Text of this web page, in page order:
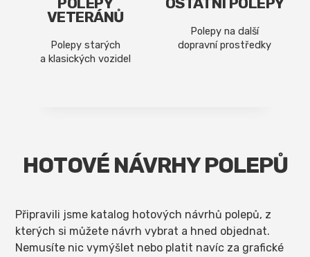
VETERÁNŮ
Polepy starých
a klasických vozidel
Polepy na další
dopravní prostředky
HOTOVÉ NÁVRHY POLEPŮ
Připravili jsme katalog hotových návrhů polepů, z
kterých si můžete návrh vybrat a hned objednat.
Nemusíte nic vymýšlet nebo platit navíc za grafické